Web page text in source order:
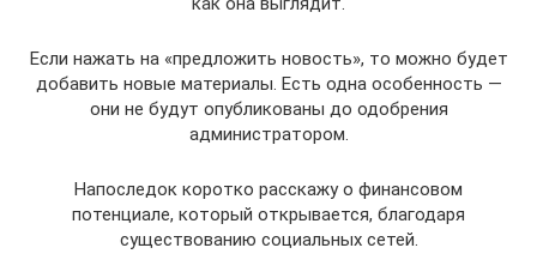
Если нажать на «предложить новость», то можно будет
добавить новые материалы. Есть одна особенность —
они не будут опубликованы до одобрения
администратором.
Напоследок коротко расскажу о финансовом
потенциале, который открывается, благодаря
существованию социальных сетей.